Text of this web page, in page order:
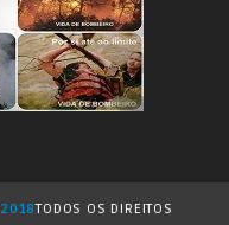
2018TODOS OS DIREITOS